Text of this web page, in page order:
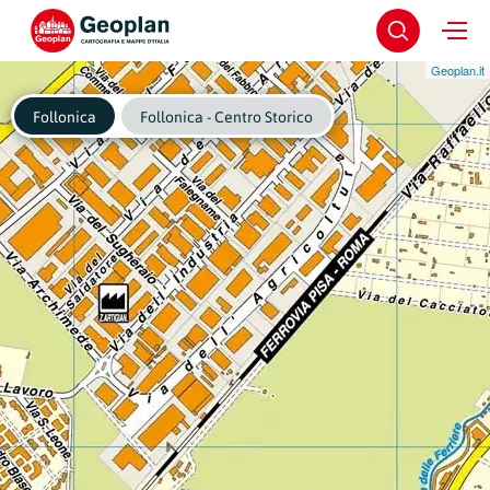
Geoplan.it
Follonica Follonica - Centro Storico